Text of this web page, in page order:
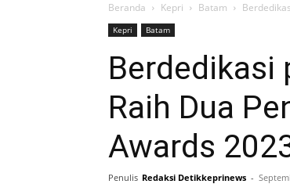
Beranda Kepri Batam
Kepri Batam
Berdedikasi
Raih Dua
Awards
Penulis Redaksi Detikkeprinews -